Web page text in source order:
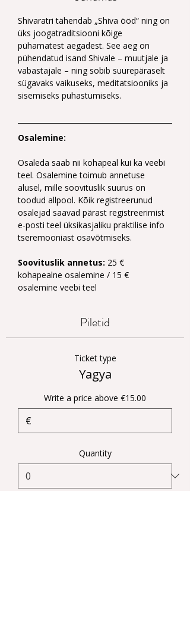
Shivaratri tähendab „Shiva ööd“ ning on
üks joogatraditsiooni kõige
pühamatest aegadest. See aeg on
pühendatud isand Shivale – muutjale ja
vabastajale – ning sobib suurepäraselt
sügavaks vaikuseks, meditatsiooniks ja
sisemiseks puhastumiseks.
Osalemine:
Osaleda saab nii kohapeal kui ka veebi
teel. Osalemine toimub annetuse
alusel, mille soovituslik suurus on
toodud allpool. Kõik registreerunud
osalejad saavad pärast registreerimist
e-posti teel üksikasjaliku praktilise info
tseremooniast osavõtmiseks.
Soovituslik annetus: 25 €
kohapealne osalemine / 15 €
osalemine veebi teel
Piletid
Ticket type
Yagya
Write a price above €15.00
€
Quantity